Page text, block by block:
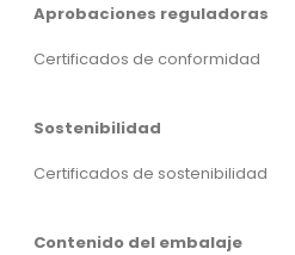
Aprobaciones reguladoras
Certificados de conformidad
Sostenibilidad
Certificados de sostenibilidad
Contenido del embalaje